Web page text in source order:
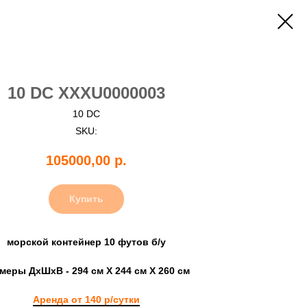
10 DC XXXU0000003
10 DC
SKU:
105000,00 р.
Купить
морской контейнер 10 футов б/у
ДхШхВ - 294 см Х 244 см Х 260 см
Аренда от 140 р/сутки